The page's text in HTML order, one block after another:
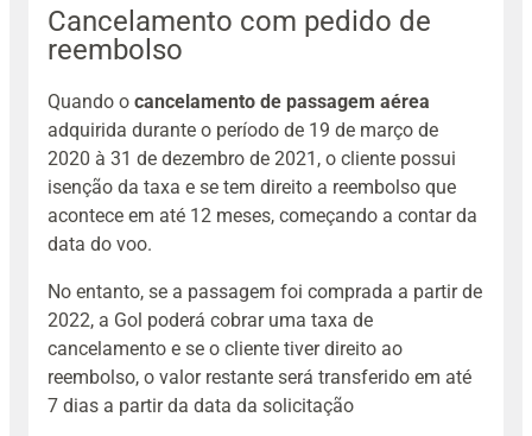
Cancelamento com pedido de
reembolso
Quando o cancelamento de passagem aérea
adquirida durante o período de 19 de março de
2020 à 31 de dezembro de 2021, o cliente possui
isenção da taxa e se tem direito a reembolso que
acontece em até 12 meses, começando a contar da
data do voo.
No entanto, se a passagem foi comprada a partir de
2022, a Gol poderá cobrar uma taxa de
cancelamento e se o cliente tiver direito ao
reembolso, o valor restante será transferido em até
7 dias a partir da data da solicitação